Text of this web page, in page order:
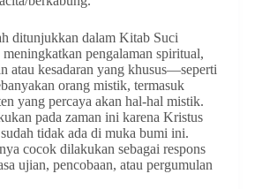
ditunjukkan dalam Kitab Suci
meningkatkan pengalaman spiritual,
atau kesadaran yang khusus—seperti
orang mistik, termasuk
yang percaya akan hal-hal mistik.
pada zaman ini karena Kristus
tidak ada di muka bumi ini.
cocok dilakukan sebagai respons
ujian, pencobaan, atau pergumulan